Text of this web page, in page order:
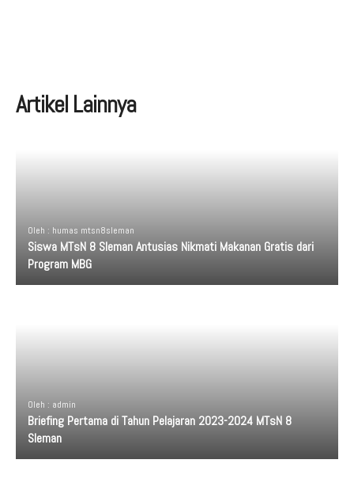
Artikel Lainnya
Oleh : humas mtsn8sleman
Siswa MTsN 8 Sleman Antusias Nikmati Makanan Gratis dari
Program MBG
Oleh : admin
Briefing Pertama di Tahun Pelajaran 2023-2024 MTsN 8
Sleman